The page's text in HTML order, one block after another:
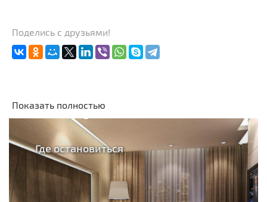
Поделись с друзьями!
Показать полностью
Где остановиться